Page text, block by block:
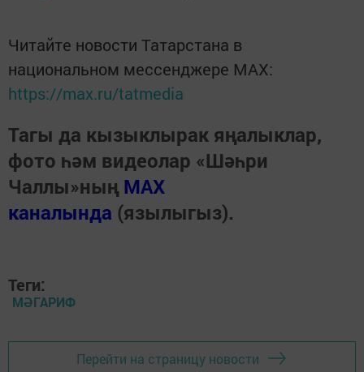
Читайте новости Татарстана в
национальном мессенджере MАХ:
https://max.ru/tatmedia
Тагы да кызыклырак яңалыклар,
фото һәм видеолар «Шәһри
Чаллы»ның MAX
каналында (язылыгыз).
Теги:
МӘГАРИФ
Перейти на страницу новости